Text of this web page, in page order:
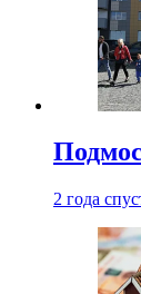
2 года